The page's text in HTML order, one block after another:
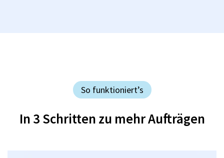
So funktioniert’s
In 3 Schritten zu mehr Aufträgen